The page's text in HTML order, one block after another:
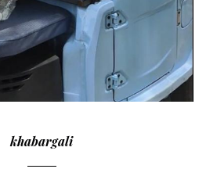
khabargali